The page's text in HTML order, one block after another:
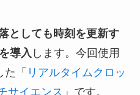
としても時刻を更新す
導入 します。今回使用
た「 リアルタイムクロッ
サイエンス 」です。